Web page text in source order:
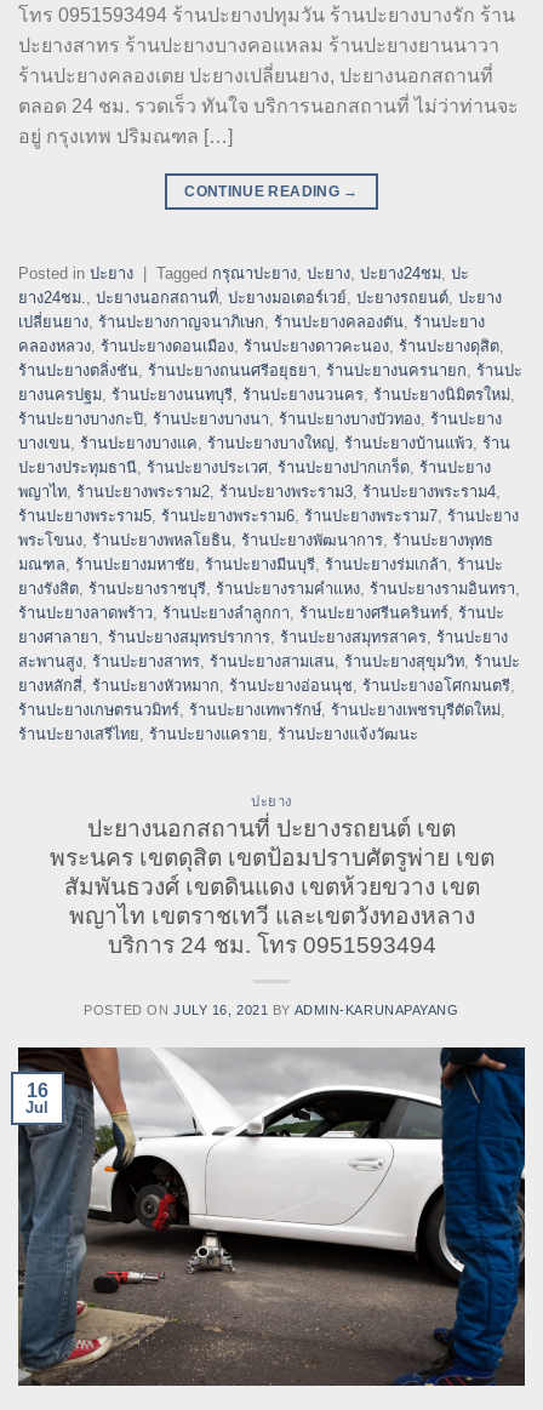
โทร 0951593494 ร้านปะยางปทุมวัน ร้านปะยางบางรัก ร้าน
ปะยางสาทร ร้านปะยางบางคอแหลม ร้านปะยางยานนาวา
ร้านปะยางคลองเตย ปะยางเปลี่ยนยาง, ปะยางนอกสถานที่
ตลอด 24 ชม. รวดเร็ว ทันใจ บริการนอกสถานที่ ไม่ว่าท่านจะ
อยู่ กรุงเทพ ปริมณฑล […]
CONTINUE READING →
Posted in ปะยาง Tagged กรุณาปะยาง, ปะยาง, ปะยาง24ชม, ปะ
ยาง24ชม., ปะยางนอกสถานที่, ปะยางมอเตอร์เวย์, ปะยางรถยนต์, ปะยาง
เปลี่ยนยาง, ร้านปะยางกาญจนาภิเษก, ร้านปะยางคลองตัน, ร้านปะยาง
คลองหลวง, ร้านปะยางดอนเมือง, ร้านปะยางดาวคะนอง, ร้านปะยางดุสิต,
ร้านปะยางตลิ่งชัน, ร้านปะยางถนนศรีอยุธยา, ร้านปะยางนครนายก, ร้านปะ
ยางนครปฐม, ร้านปะยางนนทบุรี, ร้านปะยางนวนคร, ร้านปะยางนิมิตรใหม่,
ร้านปะยางบางกะปิ, ร้านปะยางบางนา, ร้านปะยางบางบัวทอง, ร้านปะยาง
บางเขน, ร้านปะยางบางแค, ร้านปะยางบางใหญ่, ร้านปะยางบ้านแพ้ว, ร้าน
ปะยางประทุมธานี, ร้านปะยางประเวศ, ร้านปะยางปากเกร็ด, ร้านปะยาง
พญาไท, ร้านปะยางพระราม2, ร้านปะยางพระราม3, ร้านปะยางพระราม4,
ร้านปะยางพระราม5, ร้านปะยางพระราม6, ร้านปะยางพระราม7, ร้านปะยาง
พระโขนง, ร้านปะยางพหลโยธิน, ร้านปะยางพัฒนาการ, ร้านปะยางพุทธ
มณฑล, ร้านปะยางมหาชัย, ร้านปะยางมีนบุรี, ร้านปะยางร่มเกล้า, ร้านปะ
ยางรังสิต, ร้านปะยางราชบุรี, ร้านปะยางรามคำแหง, ร้านปะยางรามอินทรา,
ร้านปะยางลาดพร้าว, ร้านปะยางลำลูกกา, ร้านปะยางศรีนครินทร์, ร้านปะ
ยางศาลายา, ร้านปะยางสมุทรปราการ, ร้านปะยางสมุทรสาคร, ร้านปะยาง
สะพานสูง, ร้านปะยางสาทร, ร้านปะยางสามเสน, ร้านปะยางสุขุมวิท, ร้านปะ
ยางหลักสี่, ร้านปะยางหัวหมาก, ร้านปะยางอ่อนนุช, ร้านปะยางอโศกมนตรี,
ร้านปะยางเกษตรนวมิทร์, ร้านปะยางเทพารักษ์, ร้านปะยางเพชรบุรีตัดใหม่,
ร้านปะยางเสรีไทย, ร้านปะยางแคราย, ร้านปะยางแจ้งวัฒนะ
ปะยาง
ปะยางนอกสถานที่ ปะยางรถยนต์ เขต
พระนคร เขตดุสิต เขตป้อมปราบศัตรูพ่าย เขต
สัมพันธวงศ์ เขตดินแดง เขตห้วยขวาง เขต
พญาไท เขตราชเทวี และเขตวังทองหลาง
บริการ 24 ชม. โทร 0951593494
POSTED ON JULY 16, 2021 BY ADMIN-KARUNAPAYANG
16
Jul